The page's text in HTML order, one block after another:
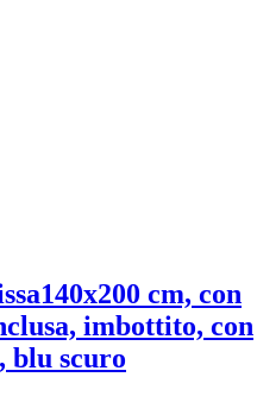
140x200 cm, con
imbottito, con
blu scuro